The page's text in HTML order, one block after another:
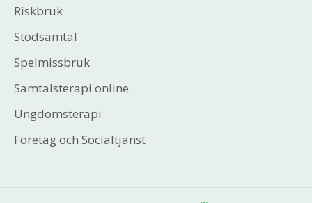
Riskbruk
Stödsamtal
Spelmissbruk
Samtalsterapi online
Ungdomsterapi
Företag och Socialtjänst